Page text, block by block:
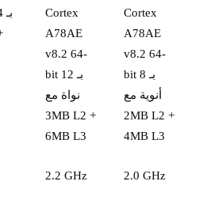
Cortex
A78AE
v8.2 64-
bit بـ 12
نواة مع
3MB L2 +
6MB L3
Cortex
A78AE
v8.2 64-
bit بـ 8
أنوية مع
2MB L2 +
4MB L3
2.2 GHz 2.0 GHz